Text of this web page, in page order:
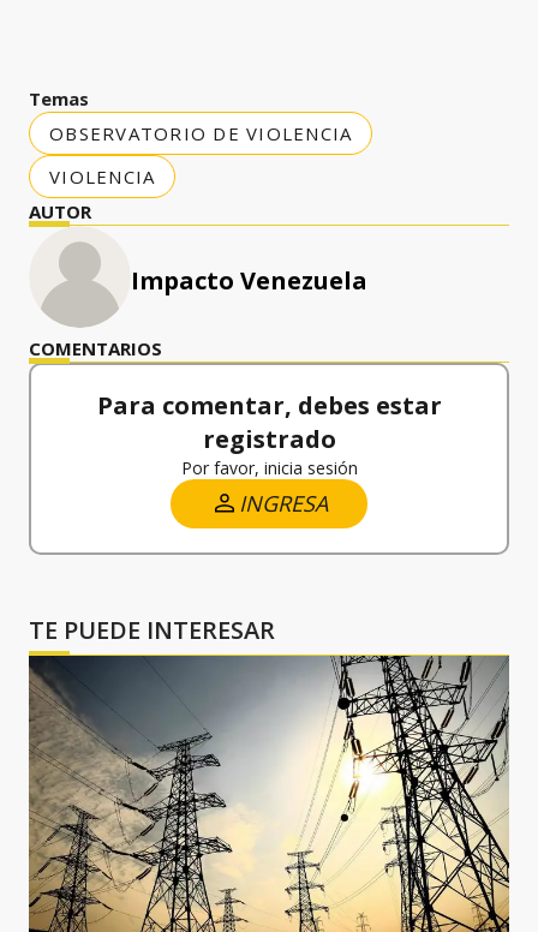
Temas
OBSERVATORIO DE VIOLENCIA
VIOLENCIA
AUTOR
Impacto Venezuela
COMENTARIOS
Para comentar, debes estar
registrado
Por favor, inicia sesión
INGRESA
TE PUEDE INTERESAR